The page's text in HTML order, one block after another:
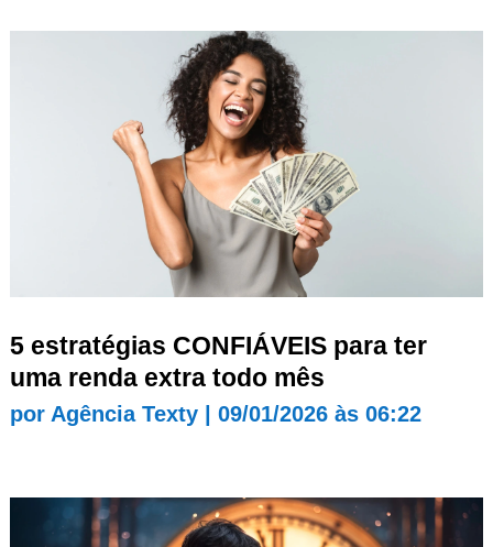
5 estratégias CONFIÁVEIS para ter
uma renda extra todo mês
por Agência Texty| 09/01/2026 às 06:22